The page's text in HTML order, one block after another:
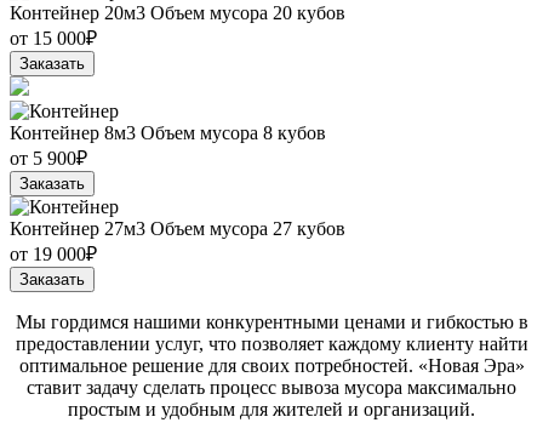
Контейнер 20м3 Объем мусора 20 кубов
от 15 000₽
Заказать
Контейнер 8м3 Объем мусора 8 кубов
от 5 900₽
Заказать
Контейнер 27м3 Объем мусора 27 кубов
от 19 000₽
Заказать
Мы гордимся нашими конкурентными ценами и гибкостью в
предоставлении услуг, что позволяет каждому клиенту найти
оптимальное решение для своих потребностей. «Новая Эра»
ставит задачу сделать процесс вывоза мусора максимально
простым и удобным для жителей и организаций.